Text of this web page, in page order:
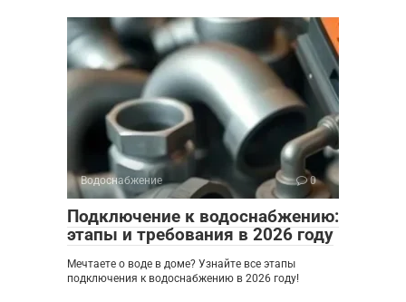
Водоснабжение 0
Подключение к водоснабжению:
этапы и требования в 2026 году
Мечтаете о воде в доме? Узнайте все этапы
подключения к водоснабжению в 2026 году!